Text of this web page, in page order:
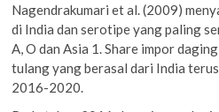
Nagendrakumari et al. (2009)
di India dan serotipe yang paling
A, O dan Asia 1. Share impor
tulang yang berasal dari India
2016-2020.